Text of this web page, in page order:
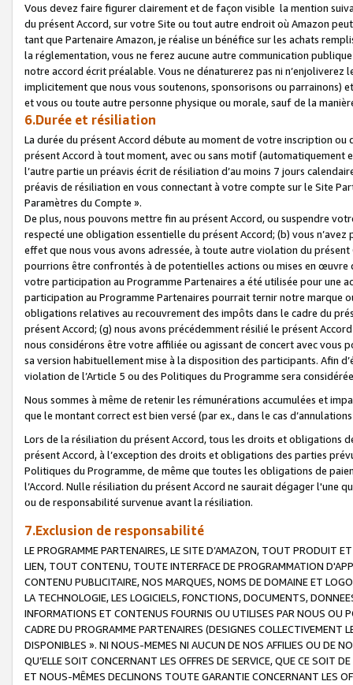
Vous devez faire figurer clairement et de façon visible la mention
du présent Accord, sur votre Site ou tout autre endroit où Amazon
tant que Partenaire Amazon, je réalise un bénéfice sur les achats
la réglementation, vous ne ferez aucune autre communication
notre accord écrit préalable. Vous ne dénaturerez pas ni
implicitement que nous vous soutenons, sponsorisons ou parrainons)
et vous ou toute autre personne physique ou morale, sauf de la
6.Durée et résiliation
La durée du présent Accord débute au moment de votre inscription
présent Accord à tout moment, avec ou sans motif (automatiquement
l’autre partie un préavis écrit de résiliation d’au moins 7 jours
préavis de résiliation en vous connectant à votre compte sur le Site
Paramètres du Compte ».
De plus, nous pouvons mettre fin au présent Accord, ou suspendre
respecté une obligation essentielle du présent Accord; (b) vous
effet que nous vous avons adressée, à toute autre violation du
pourrions être confrontés à de potentielles actions ou mises en
votre participation au Programme Partenaires a été utilisée pour une
participation au Programme Partenaires pourrait ternir notre marque
obligations relatives au recouvrement des impôts dans le cadre du
présent Accord; (g) nous avons précédemment résilié le présent
nous considérons être votre affiliée ou agissant de concert avec vous
sa version habituellement mise à la disposition des participants. Afin
violation de l’Article 5 ou des Politiques du Programme sera
Nous sommes à même de retenir les rémunérations accumulées et
que le montant correct est bien versé (par ex., dans le cas
Lors de la résiliation du présent Accord, tous les droits et obligations
présent Accord, à l’exception des droits et obligations des parties
Politiques du Programme, de même que toutes les obligations de
l’Accord. Nulle résiliation du présent Accord ne saurait dégager l'une
ou de responsabilité survenue avant la résiliation.
7.Exclusion de responsabilité
LE PROGRAMME PARTENAIRES, LE SITE D’AMAZON, TOUT PRODUIT
LIEN, TOUT CONTENU, TOUTE INTERFACE DE PROGRAMMATION
CONTENU PUBLICITAIRE, NOS MARQUES, NOMS DE DOMAINE ET
LA TECHNOLOGIE, LES LOGICIELS, FONCTIONS, DOCUMENTS,
INFORMATIONS ET CONTENUS FOURNIS OU UTILISES PAR NOUS OU
CADRE DU PROGRAMME PARTENAIRES (DESIGNES COLLECTIVEMENT
DISPONIBLES ». NI NOUS-MEMES NI AUCUN DE NOS AFFILIES OU DE
QU’ELLE SOIT CONCERNANT LES OFFRES DE SERVICE, QUE CE SOIT
ET NOUS-MÊMES DECLINONS TOUTE GARANTIE CONCERNANT LES